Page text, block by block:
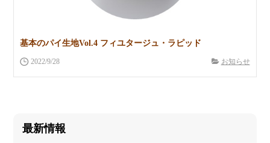
基本のパイ生地Vol.4 フィユタージュ・ラピッド
2022/9/28 お知らせ
最新情報